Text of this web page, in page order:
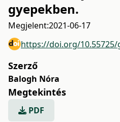
gyepekben.
Megjelent:2021-06-17
https://doi.org/
Szerző
Balogh Nóra
Megtekintés
PDF